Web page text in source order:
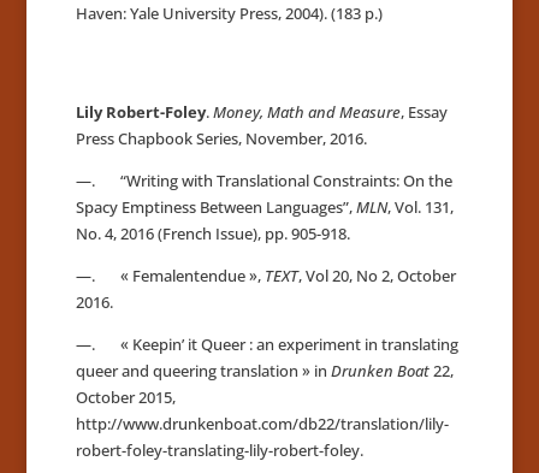
Haven: Yale University Press, 2004). (183 p.)
Lily Robert-Foley.Money, Math and Measure, Essay
Press Chapbook Series, November, 2016.
—. “Writing with Translational Constraints: On the
Spacy Emptiness Between Languages”,MLN, Vol. 131,
No. 4, 2016 (French Issue), pp. 905-918.
—. « Femalentendue », TEXT, Vol 20, No 2, October
2016.
—. « Keepin’ it Queer : an experiment in translating
queer and queering translation » in Drunken Boat22,
October 2015,
http://www.drunkenboat.com/db22/translation/lily-
robert-foley-translating-lily-robert-foley.